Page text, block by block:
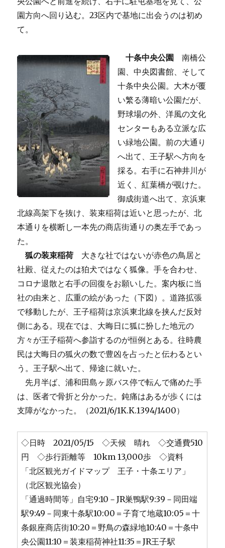
園方向へ回り込む。23区内で基地に出会うのは初め
て。
十条中央公園
南橋公
園、中央図書館、そして
十条中央公園。大木が覆
い繁る薄暗い公園だが、
野球場の外、洋風の文化
センターもある立派な広
い緑地公園。前の大通り
へ出て、王子駅へ方向を
採る。右手に石神井川が
近く、紅葉橋が覗けた。
御成街道へ出て、京浜東
北線高架下を抜け、装束稲荷は近いと思ったが、北
本通りを横断し一本先の商店街通りの奥左手であっ
た。
狐の装束稲荷 大きな社ではないが赤色の鳥居と
社殿、従えたのは狛犬ではなく狐像。手を合わせ、
コロナ退散と右手の回復をお願いした。案内板に当
社の由来と、広重の絵があった（下図）。道路拡張
で移動したが、王子稲荷は京浜東北線を挟んだ反対
側にある。現在では、大晦日に狐に扮した地元の
方々が王子稲荷へ参詣するのが恒例とある。往時農
民は大晦日の狐火の数で豊凶を占ったと伝わるとい
う。王子駅へ出て、帰途に就いた。
先月半ば、浦和田島ヶ原バス停で転んで痛めた手
は、医者で骨折と分かった。鈍痛はあるが歩くには
支障がなかった。（2021/6/1K.K.1394/1400）
◇日時 2021/05/15 ◇天候 晴れ ◇交通費510
円 ◇歩行距離等 10km 13,000歩 ◇資料
「北区観光ガイドマップ 王子・十条エリア」
（北区観光協会）
「通過時間等」自宅9:10－JR巣鴨駅9:39－同田端
駅9:49－同東十条駅10:00＝子育て地蔵10:05＝十
条銀座商店街10:20＝野鳥の森緑地10:40＝十条中
央公園11:10＝装束稲荷神社11:35＝JR王子駅